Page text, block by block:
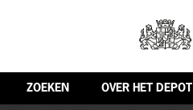
ZOEKEN OVER HET DEPOT